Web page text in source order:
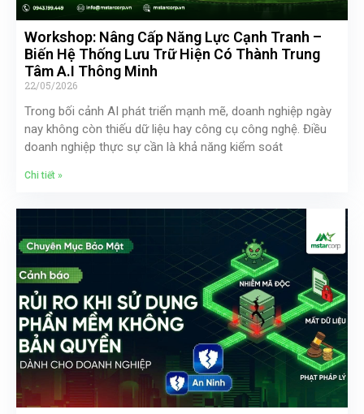
Workshop: Nâng Cấp Năng Lực Cạnh Tranh –
Biến Hệ Thống Lưu Trữ Hiện Có Thành Trung
Tâm A.I Thông Minh
22/05/2026
Trong bối cảnh AI phát triển mạnh mẽ, doanh nghiệp ngày
nay không còn thiếu dữ liệu hay công cụ công nghệ. Điều
doanh nghiệp thực sự cần là khả năng kiểm soát
Chi tiết »